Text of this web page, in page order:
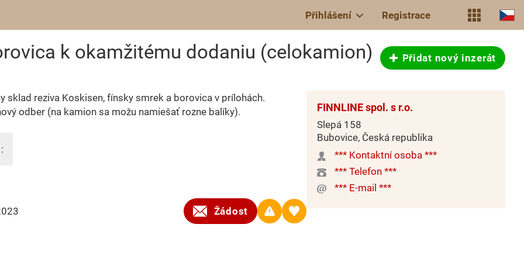
Přihlášení Registrace
k okamžitému dodaniu (celokamion) Přidat nový inzerát
sklad reziva Koskisen, fínsky smrek a borovica v prílohách.
odber (na kamion sa možu namiešať rozne balíky).
Žádost
FINNLINE spol. s r.o.
Slepá 158
Bubovice, Česká republika
*** Kontaktní osoba ***
*** Telefon ***
*** E-mail ***